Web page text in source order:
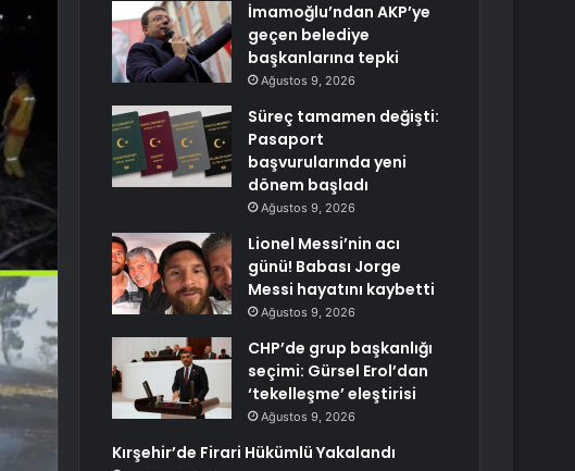
İmamoğlu’ndan AKP’ye
geçen belediye
başkanlarına tepki
Ağustos 9, 2026
Süreç tamamen değişti:
Pasaport
başvurularında yeni
dönem başladı
Ağustos 9, 2026
Lionel Messi’nin acı
günü! Babası Jorge
Messi hayatını kaybetti
Ağustos 9, 2026
CHP’de grup başkanlığı
seçimi: Gürsel Erol’dan
‘tekelleşme’ eleştirisi
Ağustos 9, 2026
Kırşehir’de Firari Hükümlü Yakalandı